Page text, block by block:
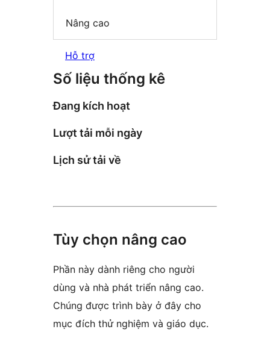
Nâng cao
Hỗ trợ
Số liệu thống kê
Đang kích hoạt
Lượt tải mỗi ngày
Lịch sử tải về
Tùy chọn nâng cao
Phần này dành riêng cho người
dùng và nhà phát triển nâng cao.
Chúng được trình bày ở đây cho
mục đích thử nghiệm và giáo dục.